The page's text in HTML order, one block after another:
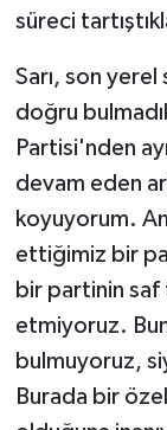
süreci
Sarı, son yerel
doğru
Partisi'nden
devam eden
koyuyorum.
ettiğimiz bir
bir partinin saf
etmiyoruz.
bulmuyoruz,
Burada bir